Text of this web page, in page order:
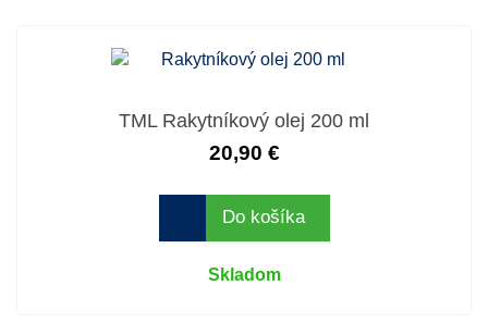
TML Rakytníkový olej 200 ml
20,90 €
Do košíka
Skladom